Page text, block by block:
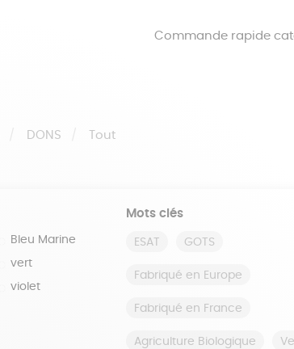
Commande rapide
DONS Tout
Bleu Marine
vert
violet
Mots clés
ESAT GOTS
Fabriqué en Europe
Fabriqué en France
Agriculture Biologique